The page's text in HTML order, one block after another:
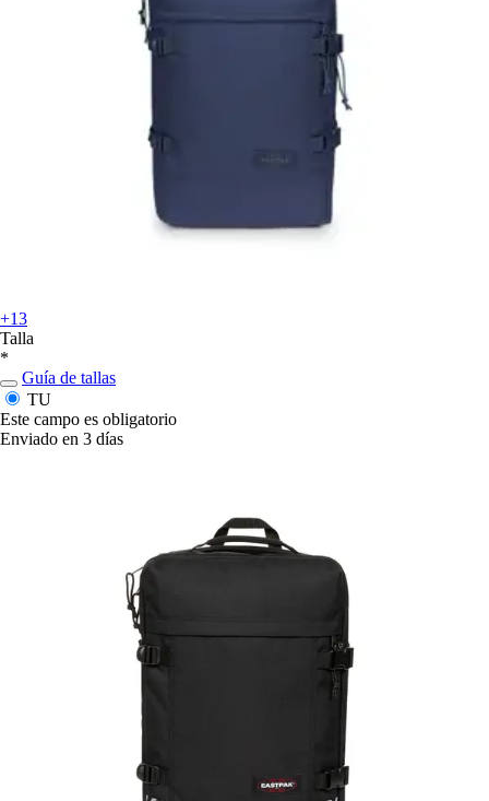
+13
Talla
*
Guía de tallas
TU
Este campo es obligatorio
Enviado en 3 días